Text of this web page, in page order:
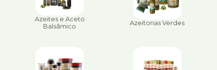
Azeites e Aceto
Balsâmico
Azeitonas Verdes